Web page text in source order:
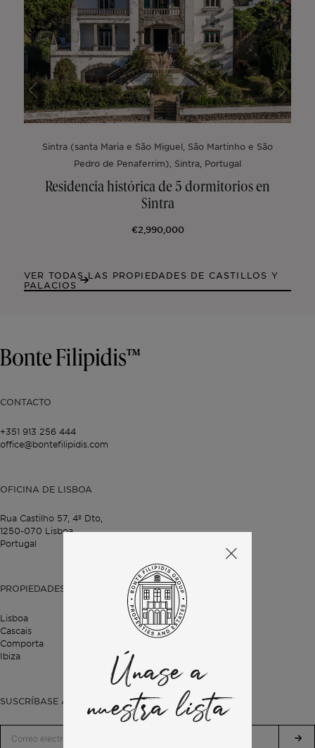
Sintra (santa Maria e São Miguel, São Martinho e São
Pedro de Penaferrim), Sintra, Portugal
Residencia histórica de 5 dormitorios en
Sintra
€2,990,000
VER TODAS LAS PROPIEDADES DE CASTILLOS Y
PALACIOS
CONTACTO
+351 913 256 444
office@bontefilipidis.com
OFICINA DE LISBOA
Rua Castilho 57, 4º Dto,
1250-070 Lisboa,
Portugal
PROPIEDADES
Lisboa
Cascais
Comporta
Ibiza
SUSCRÍBASE A NUESTRO BOLETÍN
Únase a
nuestra lista